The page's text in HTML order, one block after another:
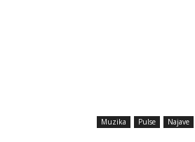
Muzika Pulse Najave